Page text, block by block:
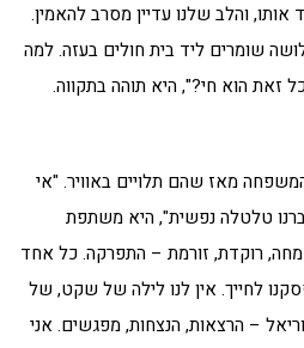
אותו, והלב שלנו עדיין מסרב להאמין.
שומרים ליד בית חולים בעזה. למה
זאת הוא חי?", היא תוהה בתקווה.
מאז שהם תלויים באוויר. "אי
טלטלה נפשית", היא משתפת
רוקדת, זורמת – התפרקה. כל אחד
לחייך. אין לנו לילה של שקט, של
– הרצאות, הנצחות, מפגשים. אני